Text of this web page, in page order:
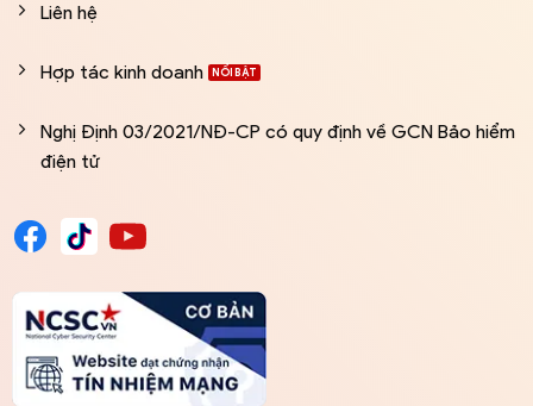
Liên hệ
Hợp tác kinh doanh
Nghị Định 03/2021/NĐ-CP có quy định về GCN Bảo hiểm
điện tử